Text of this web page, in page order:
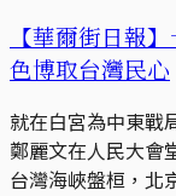
【華爾街日報
色博取台灣民心
就在白宮為中東戰
鄭麗文在人民大會
台灣海峽盤桓，北